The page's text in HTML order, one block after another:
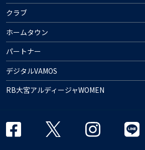
クラブ
ホームタウン
パートナー
デジタルVAMOS
RB大宮アルディージャWOMEN